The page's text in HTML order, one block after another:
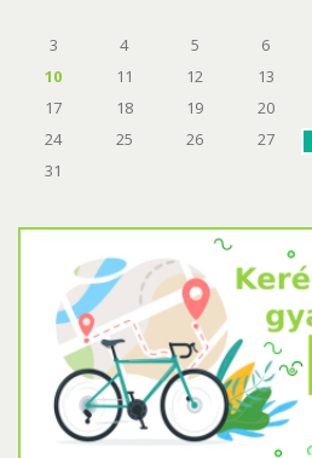
3
4 5 6
10
11 12 13
17
18 19 20
24
25 26 27
31